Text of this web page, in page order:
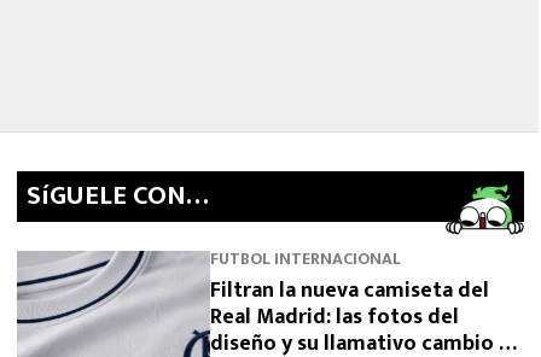
SíGUELE CON…
FUTBOL INTERNACIONAL
Filtran la nueva camiseta del
Real Madrid: las fotos del
diseño y su llamativo cambio de